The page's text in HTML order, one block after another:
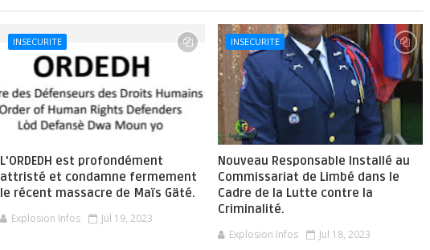
INSECURITE
L'ORDEDH est profondément
attristé et condamne fermement
le récent massacre de Maïs Gäté.
Explosion Infos Jul 19, 2023
INSECURITE
Nouveau Responsable Installé au
Commissariat de Limbé dans le
Cadre de la Lutte contre la
Criminalité.
Explosion Infos Jul 18, 2023